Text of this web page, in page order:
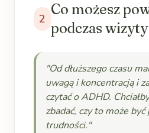
2
Co możesz
podczas wizyty
"Od dłuższego czasu
uwagą i koncentracją i
czytać o ADHD.
zbadać, czy to może
trudności."